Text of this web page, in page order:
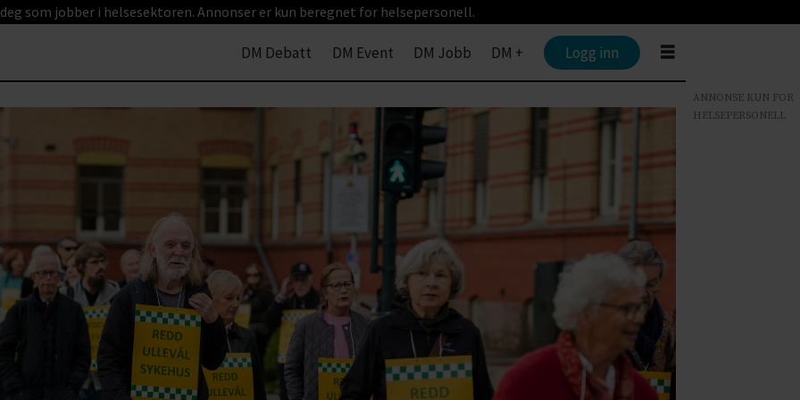
som jobber i helsesektoren. Annonser er kun beregnet for helsepersonell.
DM Debatt DM Event DM Jobb DM + Logg inn
ANNONSE KUN FOR
HELSEPERSONELL